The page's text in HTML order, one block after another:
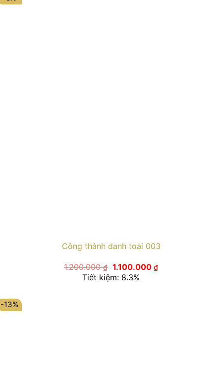
Công thành danh toại 003
1.200.000₫ Giá
gốc
là:
1.100.000 ₫Giá
hiện
Tiết kiệm: 8.3%
-13%